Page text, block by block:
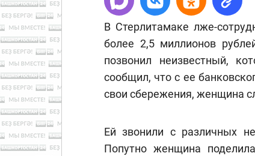
В Стерлитамаке лже-
более 2,5 миллионов
позвонил неизвестный,
сообщил, что с ее
свои сбережения, женщина
Ей звонили с различных
Попутно женщина